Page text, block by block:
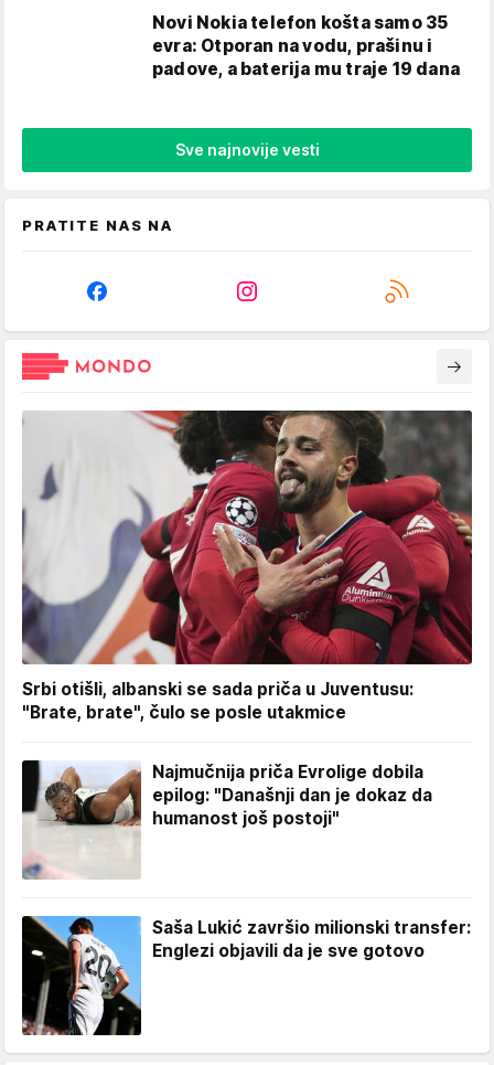
Novi Nokia telefon košta samo 35
evra: Otporan na vodu, prašinu i
padove, a baterija mu traje 19 dana
Sve najnovije vesti
PRATITE NAS NA
Srbi otišli, albanski se sada priča u Juventusu:
"Brate, brate", čulo se posle utakmice
Najmučnija priča Evrolige dobila
epilog: "Današnji dan je dokaz da
humanost još postoji"
Saša Lukić završio milionski transfer:
Englezi objavili da je sve gotovo